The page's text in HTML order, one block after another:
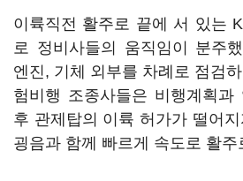
이륙직전 활주로 끝에 서 있는
로 정비사들의 움직임이 분주
엔진, 기체 외부를 차례로 점검
험비행 조종사들은 비행계획
후 관제탑의 이륙 허가가 떨어
굉음과 함께 빠르게 속도로 활